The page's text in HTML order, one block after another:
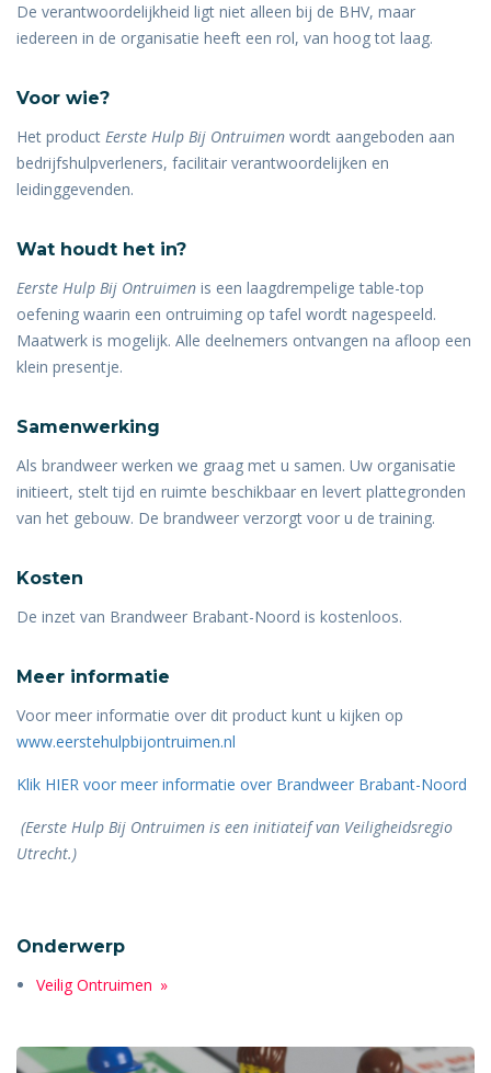
De verantwoordelijkheid ligt niet alleen bij de BHV, maar
iedereen in de organisatie heeft een rol, van hoog tot laag.
Voor wie?
Het product Eerste Hulp Bij Ontruimen wordt aangeboden aan
bedrijfshulpverleners, facilitair verantwoordelijken en
leidinggevenden.
Wat houdt het in?
Eerste Hulp Bij Ontruimen is een laagdrempelige table-top
oefening waarin een ontruiming op tafel wordt nagespeeld.
Maatwerk is mogelijk. Alle deelnemers ontvangen na afloop een
klein presentje.
Samenwerking
Als brandweer werken we graag met u samen. Uw organisatie
initieert, stelt tijd en ruimte beschikbaar en levert plattegronden
van het gebouw. De brandweer verzorgt voor u de training.
Kosten
De inzet van Brandweer Brabant-Noord is kostenloos.
Meer informatie
Voor meer informatie over dit product kunt u kijken op
www.eerstehulpbijontruimen.nl
Klik HIER voor meer informatie over Brandweer Brabant-Noord
(Eerste Hulp Bij Ontruimen is een initiateif van Veiligheidsregio
Utrecht.)
Onderwerp
Veilig Ontruimen